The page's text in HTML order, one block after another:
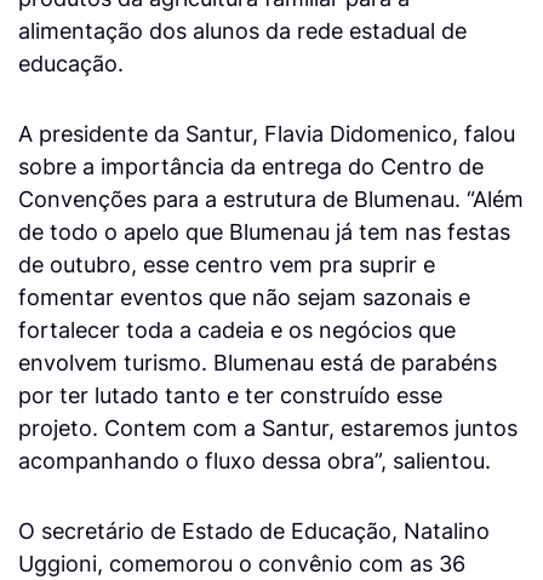
alimentação dos alunos da rede estadual de
educação.
A presidente da Santur, Flavia Didomenico, falou
sobre a importância da entrega do Centro de
Convenções para a estrutura de Blumenau. “Além
de todo o apelo que Blumenau já tem nas festas
de outubro, esse centro vem pra suprir e
fomentar eventos que não sejam sazonais e
fortalecer toda a cadeia e os negócios que
envolvem turismo. Blumenau está de parabéns
por ter lutado tanto e ter construído esse
projeto. Contem com a Santur, estaremos juntos
acompanhando o fluxo dessa obra”, salientou.
O secretário de Estado de Educação, Natalino
Uggioni, comemorou o convênio com as 36